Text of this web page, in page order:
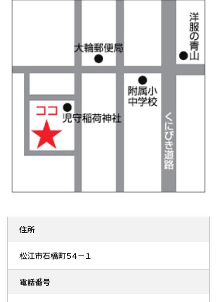
住所
松江市石橋町５４－１
電話番号